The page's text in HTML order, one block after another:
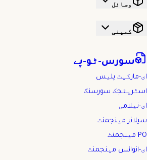
وسائل
کمپنی
سورس-ٹو-پے
ای-مارکیٹ پلیس
اسٹریٹجک سورسنگ
ای-نیلامی
سپلائر مینجمنٹ
PO مینجمنٹ
ای-انوائس مینجمنٹ